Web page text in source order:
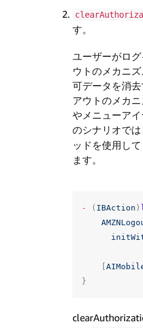
す。
ユーザーがロ
ウトのメカニ
可データを消
アウトのメカ
やメニューア
のシナリオでは
ッドを使用し
ます。
- ( IBAction )
}